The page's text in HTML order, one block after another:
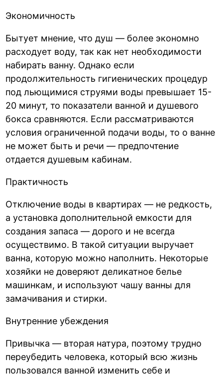
Экономичность
Бытует мнение, что душ — более экономно
расходует воду, так как нет необходимости
набирать ванну. Однако если
продолжительность гигиенических процедур
под льющимися струями воды превышает 15-
20 минут, то показатели ванной и душевого
бокса сравняются. Если рассматриваются
условия ограниченной подачи воды, то о ванне
не может быть и речи — предпочтение
отдается душевым кабинам.
Практичность
Отключение воды в квартирах — не редкость,
а установка дополнительной емкости для
создания запаса — дорого и не всегда
осуществимо. В такой ситуации выручает
ванна, которую можно наполнить. Некоторые
хозяйки не доверяют деликатное белье
машинкам, и используют чашу ванны для
замачивания и стирки.
Внутренние убеждения
Привычка — вторая натура, поэтому трудно
переубедить человека, который всю жизнь
пользовался ванной изменить себе и